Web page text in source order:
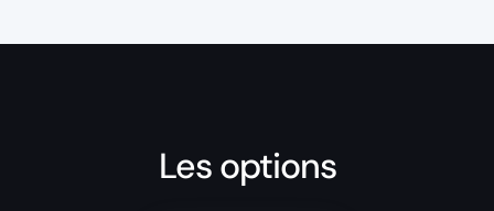
Les options